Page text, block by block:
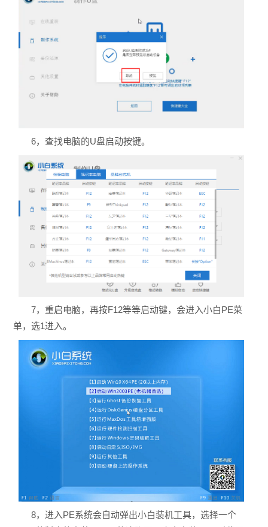
6，查找电脑的U盘启动按键。
7，重启电脑，再按F12等等启动键，会进入小白PE菜
单，选1进入。
8，进入PE系统会自动弹出小白装机工具，选择一个